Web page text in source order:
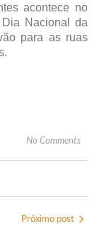
acontece no
Nacional da
para as ruas
No Comments
Próximo post